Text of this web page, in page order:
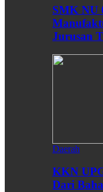
SMK NU
Jurusan
Daerah
KKN
Dari